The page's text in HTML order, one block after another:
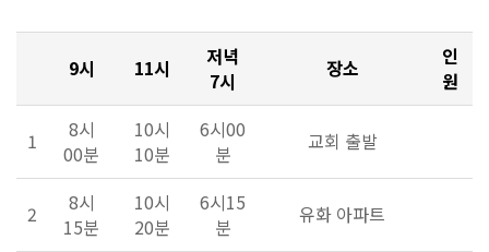
9시 11시
저녁
7시
장소
인
원
1
8시
00분
10시
10분
6시00
분
교회 출발
2
8시
15분
10시
20분
6시15
분
유화 아파트